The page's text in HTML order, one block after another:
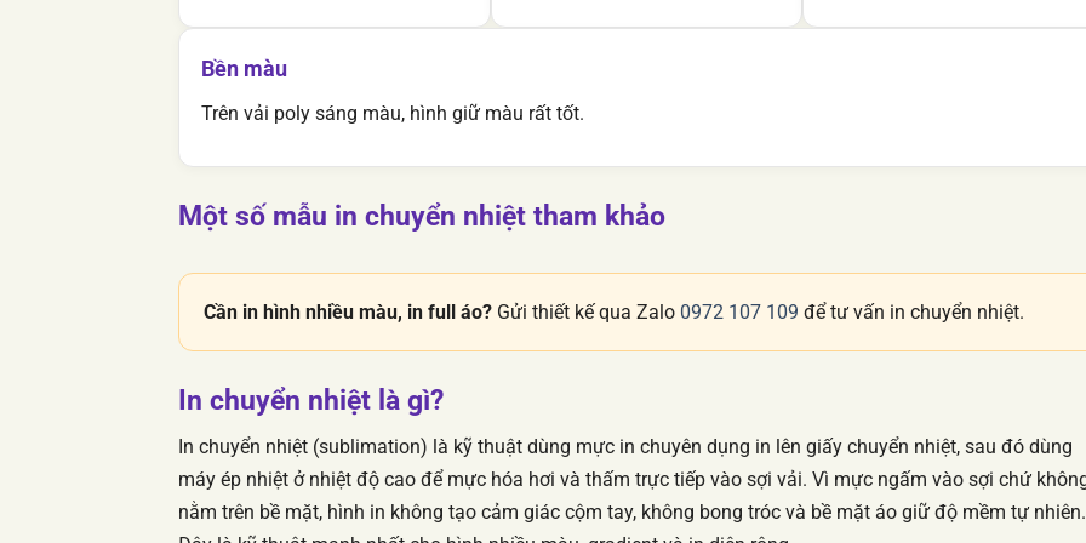
Bền màu
Trên vải poly sáng màu, hình giữ màu rất tốt.
Một số mẫu in chuyển nhiệt tham khảo
Cần in hình nhiều màu, in full áo? Gửi thiết kế qua Zalo 0972 107 109 để tư vấn in chuyển nhiệt.
In chuyển nhiệt là gì?
In chuyển nhiệt (sublimation) là kỹ thuật dùng mực in chuyên dụng in lên giấy chuyển nhiệt, sau đó dùng
máy ép nhiệt ở nhiệt độ cao để mực hóa hơi và thấm trực tiếp vào sợi vải. Vì mực ngấm vào sợi chứ
nằm trên bề mặt, hình in không tạo cảm giác cộm tay, không bong tróc và bề mặt áo giữ độ mềm tự nhiên.